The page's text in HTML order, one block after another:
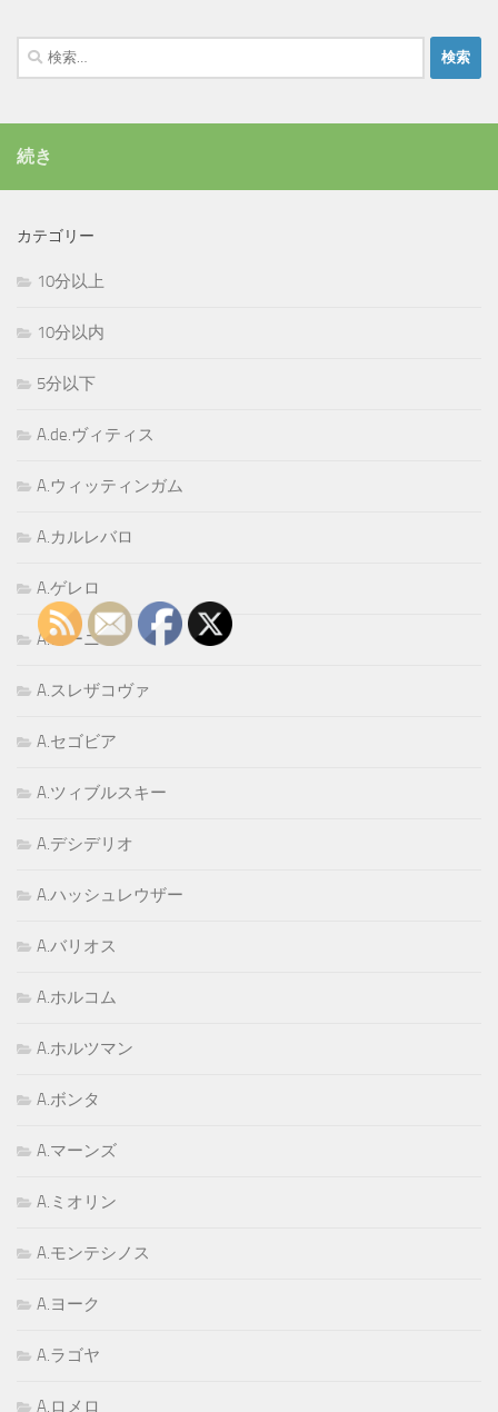
検
索:
続き
カテゴリー
10分以上
10分以内
5分以下
A.de.ヴィティス
A.ウィッティンガム
A.カルレバロ
A.ゲレロ
A.ゴーニ
A.スレザコヴァ
A.セゴビア
A.ツィブルスキー
A.デシデリオ
A.ハッシュレウザー
A.バリオス
A.ホルコム
A.ホルツマン
A.ボンタ
A.マーンズ
A.ミオリン
A.モンテシノス
A.ヨーク
A.ラゴヤ
A.ロメロ